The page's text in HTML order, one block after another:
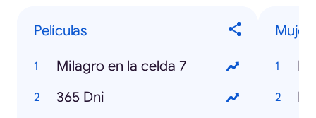
Películas
Milagro en la celda 7
365 Dni